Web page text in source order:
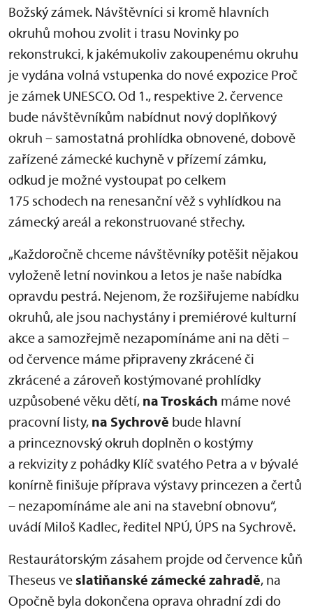
Božský zámek. Návštěvníci si kromě hlavních
okruhů mohou zvolit i trasu Novinky po
rekonstrukci, k jakémukoliv zakoupenému okruhu
je vydána volná vstupenka do nové expozice Proč
je zámek UNESCO. Od 1., respektive 2. července
bude návštěvníkům nabídnut nový doplňkový
okruh – samostatná prohlídka obnovené, dobově
zařízené zámecké kuchyně v přízemí zámku,
odkud je možné vystoupat po celkem
175 schodech na renesanční věž s vyhlídkou na
zámecký areál a rekonstruované střechy.
„Každoročně chceme návštěvníky potěšit nějakou
vyloženě letní novinkou a letos je naše nabídka
opravdu pestrá. Nejenom, že rozšiřujeme nabídku
okruhů, ale jsou nachystány i premiérové kulturní
akce a samozřejmě nezapomínáme ani na děti –
od července máme připraveny zkrácené či
zkrácené a zároveň kostýmované prohlídky
uzpůsobené věku dětí, na Troskách máme nové
pracovní listy, na Sychrově bude hlavní
a princeznovský okruh doplněn o kostýmy
a rekvizity z pohádky Klíč svatého Petra a v bývalé
konírně finišuje příprava výstavy princezen a čertů
– nezapomínáme ale ani na stavební obnovu“,
uvádí Miloš Kadlec, ředitel NPÚ, ÚPS na Sychrově.
Restaurátorským zásahem projde od července kůň
Theseus veslatiňanské zámecké zahradě, na
Opočně byla dokončena oprava ohradní zdi do